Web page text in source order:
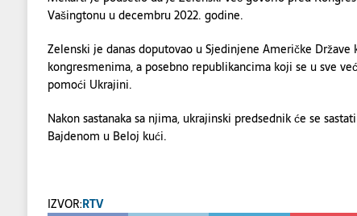
Vašingtonu u decembru 2022. godine.
Zelenski je danas doputovao u Sjedinjene Američke Države
kongresmenima, a posebno republikancima koji se u sve
pomoći Ukrajini.
Nakon sastanaka sa njima, ukrajinski predsednik će se
Bajdenom u Beloj kući.
IZVOR:RTV